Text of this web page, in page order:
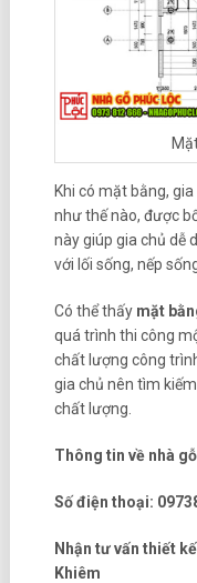
Khi có mặt bằng,
như thế nào, được
này giúp gia chủ dễ
với lối sống, nếp
Có thể thấy mặt
quá trình thi công
chất lượng công
gia chủ nên tìm
chất lượng.
Thông tin về nhà
Số điện thoại:
Nhận tư vấn thiết
Khiêm